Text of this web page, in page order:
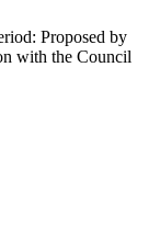
Proposed by
with the Council